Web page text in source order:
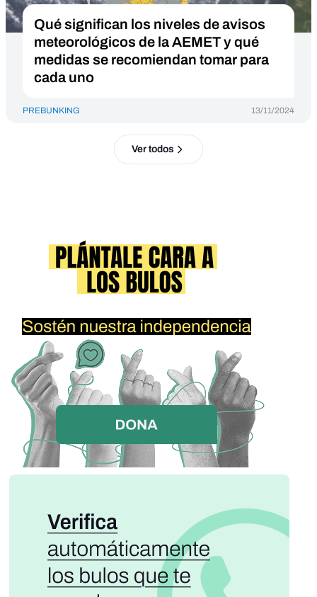
Qué significan los niveles de avisos
meteorológicos de la AEMET y qué
medidas se recomiendan tomar para
cada uno
PREBUNKING 13/11/2024
Ver todos